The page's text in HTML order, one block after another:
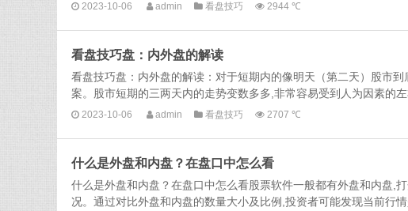
2023-10-06 admin 看盘技巧 2944 ℃
看盘技巧盘：内外盘的解读
看盘技巧盘：内外盘的解读：对于短期内的像明天（第二天）股市
案。股市短期的三两天内的走势变数多多,非常容易受到人为因素的
2023-10-06 admin 看盘技巧 2707 ℃
什么是外盘和内盘？在盘口中怎么看
什么是外盘和内盘？在盘口中怎么看股票软件一般都有外盘和内盘,
况。通过对比外盘和内盘的数量大小及比例,投资者可能发现当前行